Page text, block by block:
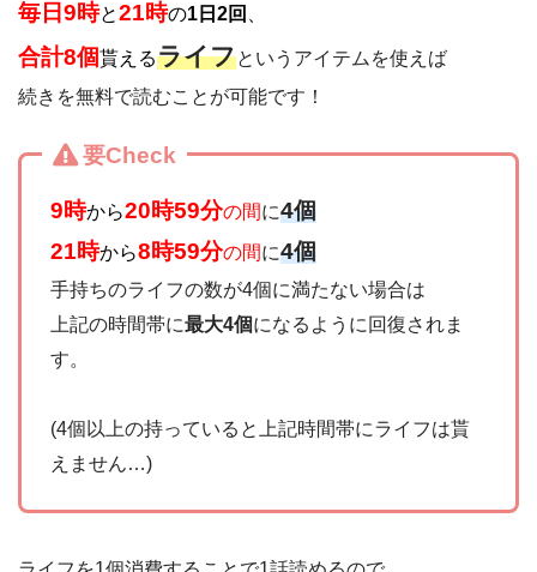
毎日9時と21時の1日2回
合計8個貰えるライフというアイテムを使えば
続きを無料で読むことが可能です！
要Check
9時から20時59分の間に4個
21時から8時59分の間に4個
手持ちのライフの数が4個に満たない場合は
上記の時間帯に最大4個になるように回復されま
す。
(4個以上の持っていると上記時間帯にライフは貰
えません…)